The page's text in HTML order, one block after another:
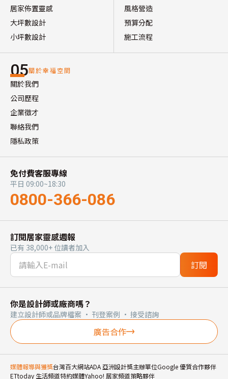
居家佈置靈感
大坪數設計
小坪數設計
風格營造
預算分配
施工流程
05關於幸福空間
關於我們
公司歷程
企業徵才
聯絡我們
隱私政策
免付費客服專線
平日 09:00~18:30
0800-366-086
訂閱居家靈感週報
已有 38,000+ 位讀者加入
訂閱
你是設計師或廠商嗎？
建立設計師或品牌檔案 · 刊登案例 · 接受諮詢
廣告合作
媒體報導與獲獎台灣百大網站ADA 亞洲設計獎主辦單位Google 優質合作夥伴
ETtoday 生活頻道特約媒體Yahoo! 居家頻道策略夥伴